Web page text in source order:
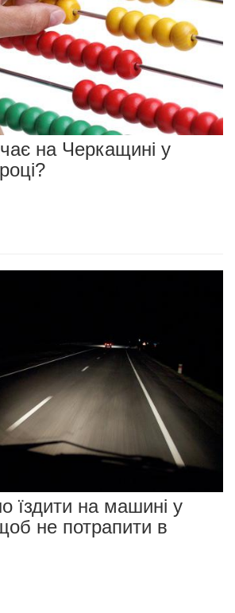
на Черкащині у
їздити на машині у
не потрапити в